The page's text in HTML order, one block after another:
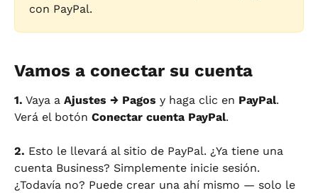
con PayPal.
Vamos a conectar su cuenta
1. Vaya a Ajustes → Pagos y haga clic en PayPal.
Verá el botón Conectar cuenta PayPal.
2. Esto le llevará al sitio de PayPal. ¿Ya tiene una
cuenta Business? Simplemente inicie sesión.
¿Todavía no? Puede crear una ahí mismo — solo le